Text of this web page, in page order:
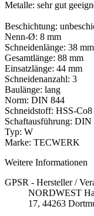
Metalle: sehr gut
Beschichtung:
Nenn-Ø: 8 mm
Schneidenlänge: 38 mm
Gesamtlänge: 88 mm
Einsatzlänge: 44 mm
Schneidenanzahl: 3
Baulänge: lang
Norm: DIN 844
Schneidstoff: HSS-Co8
Schaftausführung: DIN
Typ: W
Marke: TECWERK
Weitere Informationen
GPSR - Hersteller /
NORDWEST
17, 44263